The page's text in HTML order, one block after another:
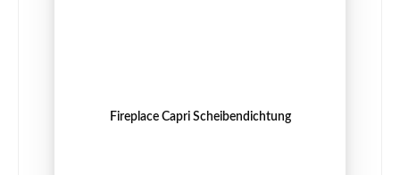
Fireplace Capri Scheibendichtung